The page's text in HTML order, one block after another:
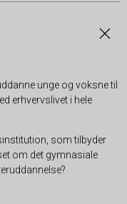
unge og voksne til
erhvervslivet i hele
som tilbyder
om det gymnasiale